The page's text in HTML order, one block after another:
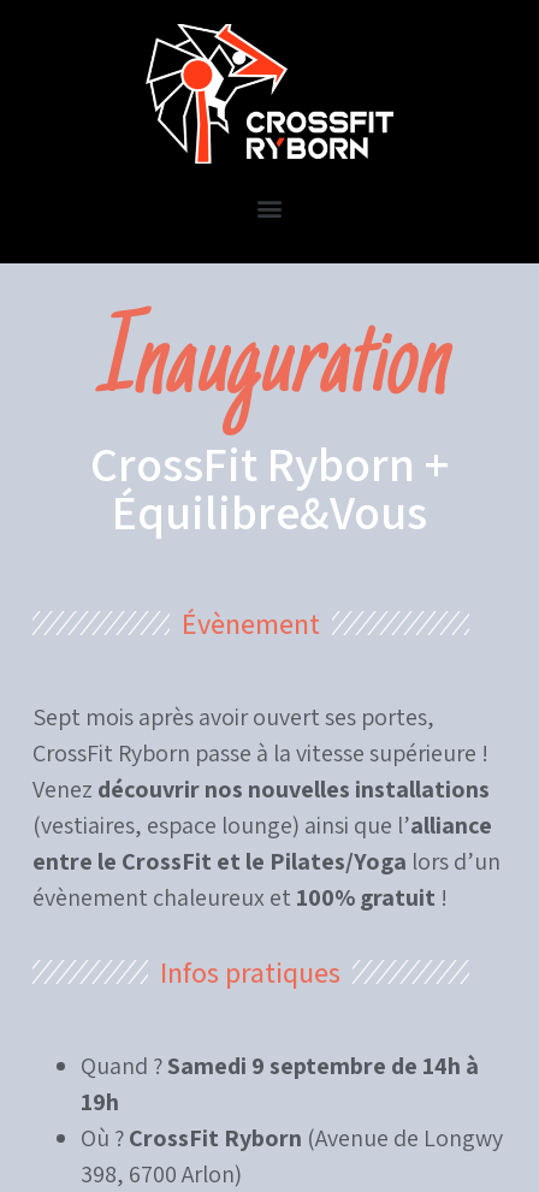
Inauguration
CrossFit Ryborn +
Équilibre&Vous
Évènement
Sept mois après avoir ouvert ses portes,
CrossFit Ryborn passe à la vitesse supérieure !
Venez découvrir nos nouvelles installations
(vestiaires, espace lounge) ainsi que l’alliance
entre le CrossFit et le Pilates/Yoga lors d’un
évènement chaleureux et 100% gratuit !
Infos pratiques
Quand ?Samedi 9 septembre de 14h à
19h
Où ?CrossFit Ryborn (Avenue de Longwy
398, 6700 Arlon)